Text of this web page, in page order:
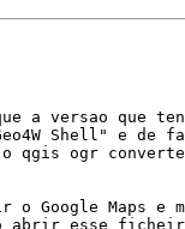
a versao que
Shell" e de
o qgis ogr
Google Maps e
abrir esse